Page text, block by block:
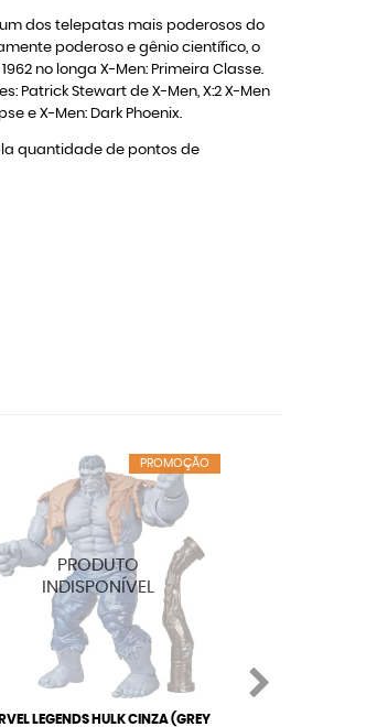
dos telepatas mais poderosos do
poderoso e gênio científico, o
no longa X-Men: Primeira Classe.
Patrick Stewart de X-Men, X:2 X-Men
e X-Men: Dark Phoenix.
quantidade de pontos de
PROMOÇÃO
LEGENDS HULK CINZA (GREY